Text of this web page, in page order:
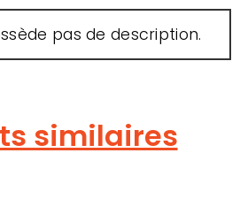
pas de description.
similaires